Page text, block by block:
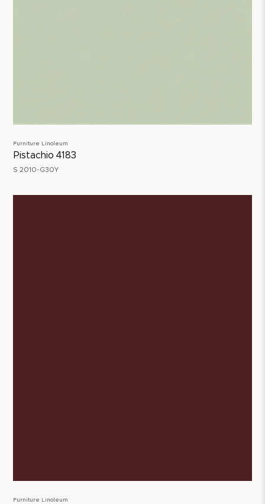
Furniture Linoleum
Pistachio 4183
S 2010-G30Y
Furniture Linoleum